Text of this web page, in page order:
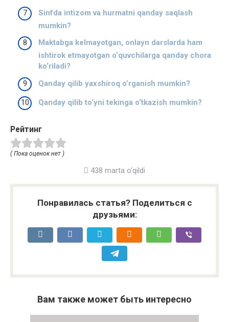
Sinfda intizom va hurmatni qanday saqlash
mumkin?
Maktabga kelmayotgan, onlayn darslarda ham
ishtirok etmayotgan o‘quvchilarga qanday chora
ko‘riladi?
Qanday qilib yaxshiroq o’rganish mumkin?
Qanday qilib to‘yni tekinga o‘tkazish mumkin?
Рейтинг
( Пока оценок нет )
438 marta o'qildi
Понравилась статья? Поделиться с
друзьями:
Вам также может быть интересно